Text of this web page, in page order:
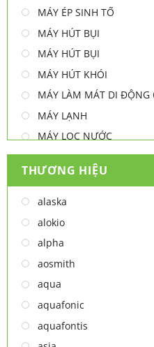
MÁY ÉP SINH TỐ
MÁY HÚT BỤI
MÁY HÚT BỤI
MÁY HÚT KHÓI
MÁY LÀM MÁT DI ĐỘNG
MÁY LẠNH
MÁY LỌC NƯỚC
MÁY NƯỚC NÓNG
MÁY NƯỚC NÓNG - LẠNH
MÁY SẤY TAY
MÁY XAY ĐA NĂNG
NỒI CHIÊN
NỒI CHIÊN
Thiết bị lọc nước
TỦ ĐÔNG
TỦ MÁT
TỦ RƯỢU
THƯƠNG HIỆU
alaska
alokio
alpha
aosmith
aqua
aquafonic
aquafontis